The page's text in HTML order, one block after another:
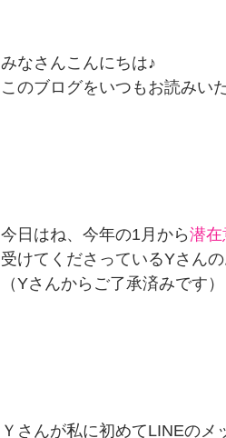
みなさんこんにちは♪
このブログをいつもお読みい
今日はね、今年の1月から潜在
受けてくださっているYさん
（Yさんからご了承済みです）
Ｙさんが私に初めてLINEのメ